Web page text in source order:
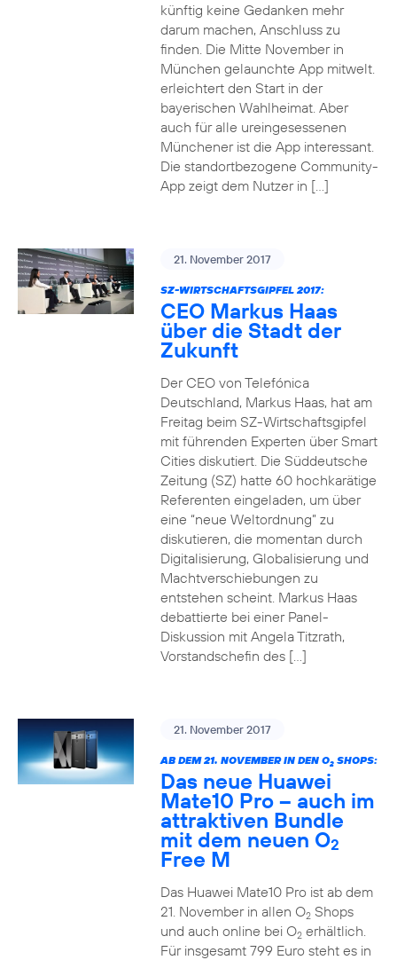
künftig keine Gedanken mehr
darum machen, Anschluss zu
finden. Die Mitte November in
München gelaunchte App mitwelt.
erleichtert den Start in der
bayerischen Wahlheimat. Aber
auch für alle ureingesessenen
Münchener ist die App interessant.
Die standortbezogene Community-
App zeigt dem Nutzer in […]
21. November 2017
SZ-WIRTSCHAFTSGIPFEL 2017:
CEO Markus Haas
über die Stadt der
Zukunft
Der CEO von Telefónica
Deutschland, Markus Haas, hat am
Freitag beim SZ-Wirtschaftsgipfel
mit führenden Experten über Smart
Cities diskutiert. Die Süddeutsche
Zeitung (SZ) hatte 60 hochkarätige
Referenten eingeladen, um über
eine “neue Weltordnung” zu
diskutieren, die momentan durch
Digitalisierung, Globalisierung und
Machtverschiebungen zu
entstehen scheint. Markus Haas
debattierte bei einer Panel-
Diskussion mit Angela Titzrath,
Vorstandschefin des […]
21. November 2017
AB DEM 21. NOVEMBER IN DEN O2SHOPS:
Das neue Huawei
Mate10 Pro – auch im
attraktiven Bundle
mit dem neuen O2
Free M
Das Huawei Mate10 Pro ist ab dem
21. November in allen O2Shops
und auch online bei O2erhältlich.
Für insgesamt 799 Euro steht es in